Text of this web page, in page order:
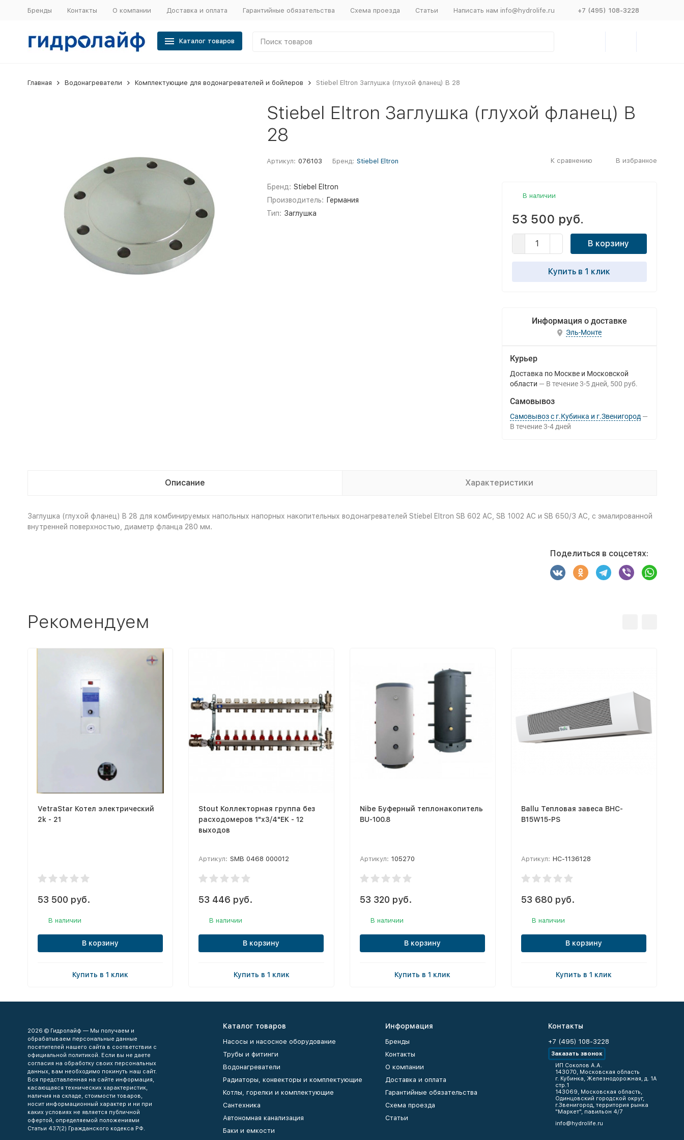
Бренды Контакты О компании Доставка и оплата Гарантийные обязательства Схема проезда Статьи Написать нам info@hydrolife.ru +7 (495) 108-3228
Каталог товаров
Главная Водонагреватели Комплектующие для водонагревателей и бойлеров Stiebel Eltron Заглушка (глухой фланец) B 28
Stiebel Eltron Заглушка (глухой фланец) B
28
Артикул: 076103 Бренд: Stiebel Eltron К сравнению В избранное
Бренд: Stiebel Eltron
Производитель: Германия
Тип: Заглушка
В наличии
53 500 руб.
В корзину
Купить в 1 клик
Информация о доставке
Эль-Монте
Курьер
Доставка по Москве и Московской
области
В течение 3-5 дней 500 руб.
Самовывоз
Самовывоз с г.Кубинка и г.Звенигород
В течение 3-4 дней
Описание Характеристики
Заглушка (глухой фланец) B 28 для комбинируемых напольных напорных накопительных водонагревателей Stiebel Eltron SB 602 AC, SB 1002 AC и SB 650/3 AC, с эмалированной
внутренней поверхностью, диаметр фланца 280 мм.
Поделиться в соцсетях:
Рекомендуем
VetraStar Котел электрический
2k - 21
53 500 руб.
В наличии
В корзину
Купить в 1 клик
Stout Коллекторная группа без
расходомеров 1"x3/4"ЕК - 12
выходов
Артикул: SMB 0468 000012
53 446 руб.
В наличии
В корзину
Купить в 1 клик
Nibe Буферный теплонакопитель
BU-100.8
Артикул: 105270
53 320 руб.
В наличии
В корзину
Купить в 1 клик
Ballu Тепловая завеса BHC-
B15W15-PS
Артикул: НС-1136128
53 680 руб.
В наличии
В корзину
Купить в 1 клик
2026 © Гидролайф — Мы получаем и
обрабатываем персональные данные
посетителей нашего сайта в соответствии с
официальной политикой. Если вы не даете
согласия на обработку своих персональных
данных, вам необходимо покинуть наш сайт.
Вся представленная на сайте информация,
касающаяся технических характеристик,
наличия на складе, стоимости товаров,
носит информационный характер и ни при
каких условиях не является публичной
офертой, определяемой положениями
Статьи 437(2) Гражданского кодекса РФ.
Каталог товаров
Насосы и насосное оборудование
Трубы и фитинги
Водонагреватели
Радиаторы, конвекторы и комплектующие
Котлы, горелки и комплектующие
Сантехника
Автономная канализация
Баки и емкости
Информация
Бренды
Контакты
О компании
Доставка и оплата
Гарантийные обязательства
Схема проезда
Статьи
Контакты
+7 (495) 108-3228
Заказать звонок
ИП Соколов А.А.
143070, Московская область
г. Кубинка, Железнодорожная, д. 1А
стр.1
143069, Московская область,
Одинцовский городской округ,
г.Звенигород, территория рынка
"Маркет", павильон 4/7
info@hydrolife.ru